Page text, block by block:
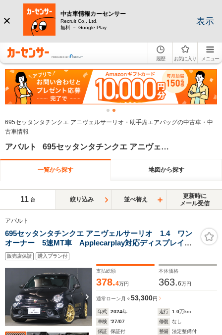
中古車情報カーセンサー
Recruit Co., Ltd.
無料 － Google Play
表示
履歴 お気に入り メニュー
695セッタンタチンクエ アニヴェルサーリオ・助手席エアバッグの中古車・中
古車情報
アバルト 695セッタンタチンクエ アニヴェルサーリオ エアバッグ(助手席)
一覧から探す 地図から探す
11 台 絞り込み 並べ替え
更新時に
メール受信
アバルト
695セッタンタチンクエ アニヴェルサーリオ 1.4 ワン
オーナー 5速MT車 Applecarplay対応ディスプレイオ
ーディオ バックカメラ 前後ドライブレコーダー
ETC Bluetooth接続対応&USB接続ポート フロント&
リアフォグランプ
販売店保証 購入プラン付
支払総額
378.4万円
本体価格
363.6万円
通常ローン 月々53,300円
年式 2024年 走行 1.0万km
車検
'27/07 修復
なし
保証
保証付 整備
法定整備付